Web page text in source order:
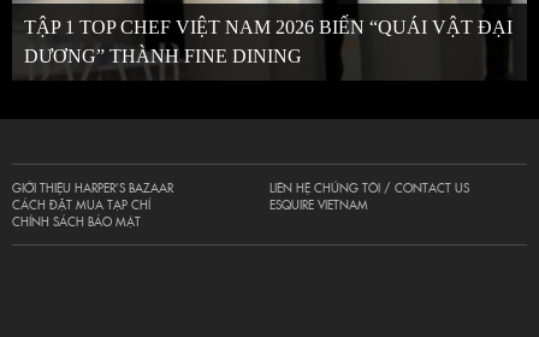
TẬP 1 TOP CHEF VIỆT NAM 2026 BIẾN “QUÁI VẬT ĐẠI
DƯƠNG” THÀNH FINE DINING
GIỚI THIỆU HARPER’S BAZAAR
CÁCH ĐẶT MUA TẠP CHÍ
CHÍNH SÁCH BẢO MẬT
LIÊN HỆ CHÚNG TÔI / CONTACT US
ESQUIRE VIETNAM